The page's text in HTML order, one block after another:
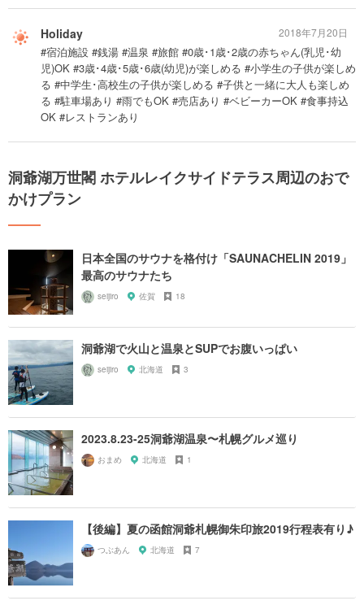
Holiday
#宿泊施設 #銭湯 #温泉 #旅館 #0歳･1歳･2歳の赤ちゃん(乳児･幼
児)OK #3歳･4歳･5歳･6歳(幼児)が楽しめる #小学生の子供が楽しめ
る #中学生･高校生の子供が楽しめる #子供と一緒に大人も楽しめ
る #駐車場あり #雨でもOK #売店あり #ベビーカーOK #食事持込
OK #レストランあり
2018年7月20日
洞爺湖万世閣 ホテルレイクサイドテラス周辺のおで
かけプラン
日本全国のサウナを格付け「SAUNACHELIN 2019」
最高のサウナたち
seijiro 佐賀 18
洞爺湖で火山と温泉とSUPでお腹いっぱい
seijiro 北海道 3
2023.8.23-25洞爺湖温泉〜札幌グルメ巡り
おまめ 北海道 1
【後編】夏の函館洞爺札幌御朱印旅2019行程表有り♪
つぶあん 北海道 7